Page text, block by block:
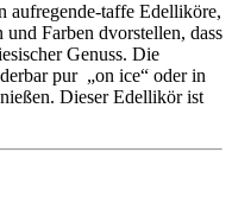
aufregende-taffe Edelliköre,
Farben dvorstellen, dass
Genuss. Die
pur „on ice“ oder in
Dieser Edellikör ist